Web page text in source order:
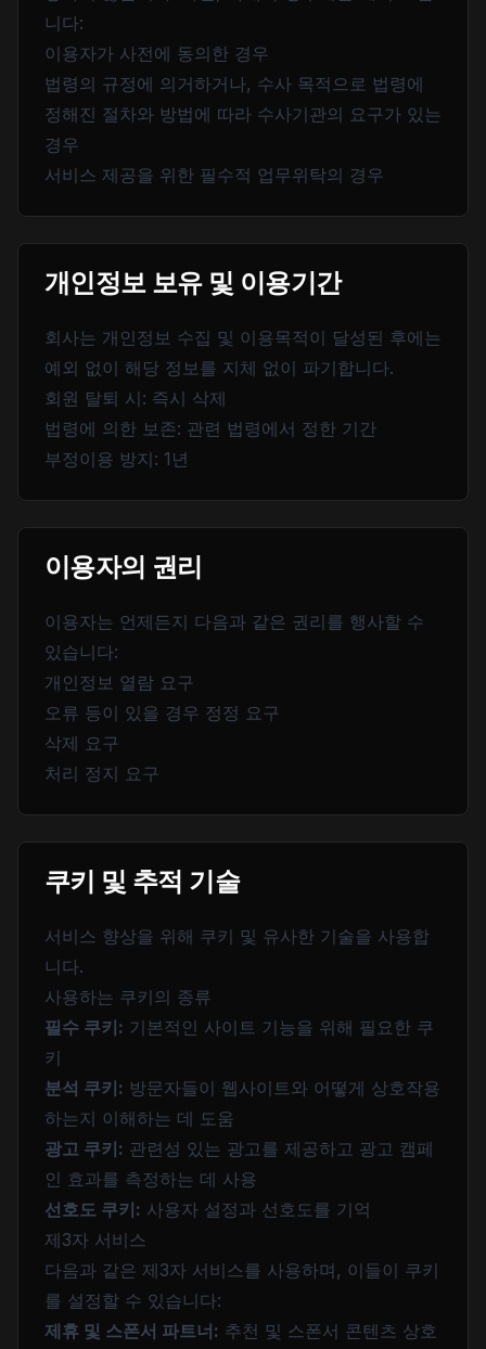
니다:
이용자가 사전에 동의한 경우
법령의 규정에 의거하거나, 수사 목적으로 법령에
정해진 절차와 방법에 따라 수사기관의 요구가 있는
경우
서비스 제공을 위한 필수적 업무위탁의 경우
개인정보 보유 및 이용기간
회사는 개인정보 수집 및 이용목적이 달성된 후에는
예외 없이 해당 정보를 지체 없이 파기합니다.
회원 탈퇴 시: 즉시 삭제
법령에 의한 보존: 관련 법령에서 정한 기간
부정이용 방지: 1년
이용자의 권리
이용자는 언제든지 다음과 같은 권리를 행사할 수
있습니다:
개인정보 열람 요구
오류 등이 있을 경우 정정 요구
삭제 요구
처리 정지 요구
쿠키 및 추적 기술
서비스 향상을 위해 쿠키 및 유사한 기술을 사용합
니다.
사용하는 쿠키의 종류
필수 쿠키: 기본적인 사이트 기능을 위해 필요한 쿠
키
분석 쿠키: 방문자들이 웹사이트와 어떻게 상호작용
하는지 이해하는 데 도움
광고 쿠키: 관련성 있는 광고를 제공하고 광고 캠페
인 효과를 측정하는 데 사용
선호도 쿠키: 사용자 설정과 선호도를 기억
제3자 서비스
다음과 같은 제3자 서비스를 사용하며, 이들이 쿠키
를 설정할 수 있습니다:
제휴 및 스폰서 파트너: 추천 및 스폰서 콘텐츠 상호